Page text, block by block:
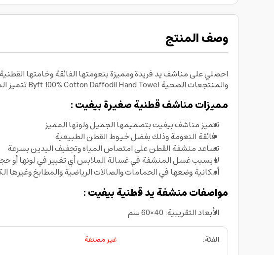
وصف المنتج
احصلي على مناشف يد فريدة ومميزة بنعومتها الفائقة وخامتها
والمنتجعات الصحية Byft 100% Cotton Daffodil Hand Towel تتميز المناشف بجودة المواد المصنوعة منها وحجمها المناسب ولونها المميز
مميزات مناشف قطنية صغيرة بيفيت :
تتميز مناشف بيفيت بتصميمها الجميل ولونها المميز
فائقة النعومة وذلك بفضل خيوط القطن الطبيعية
تساعد منشفة القطن على امتصاص المياه وتجفيف اليدين بسرعة
لا يسبب غسل المنشفة في غسالة الملابس أي تغيير في لونها أو
أمكانية وضعها في الحمامات والصالات الرياضية والمطابخ وغيرها
مواصفات منشفة يد قطنية بيفيت :
الأبعاد التقريبية: 40×60 سم
الفئة:
غير مصنفة